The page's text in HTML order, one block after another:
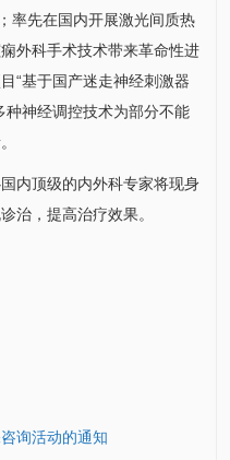
率先在国内开展激光间质热
外科手术技术带来革命性进
“基于国产迷走神经刺激器
种神经调控技术为部分不能
内顶级的内外科专家将现身
治，提高治疗效果。
询活动的通知